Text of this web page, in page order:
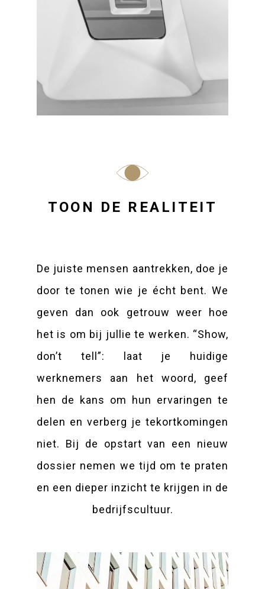
TOON DE REALITEIT
De juiste mensen aantrekken, doe je
door te tonen wie je écht bent. We
geven dan ook getrouw weer hoe
het is om bij jullie te werken. “Show,
don’t tell”: laat je huidige
werknemers aan het woord, geef
hen de kans om hun ervaringen te
delen en verberg je tekortkomingen
niet. Bij de opstart van een nieuw
dossier nemen we tijd om te praten
en een dieper inzicht te krijgen in de
bedrijfscultuur.